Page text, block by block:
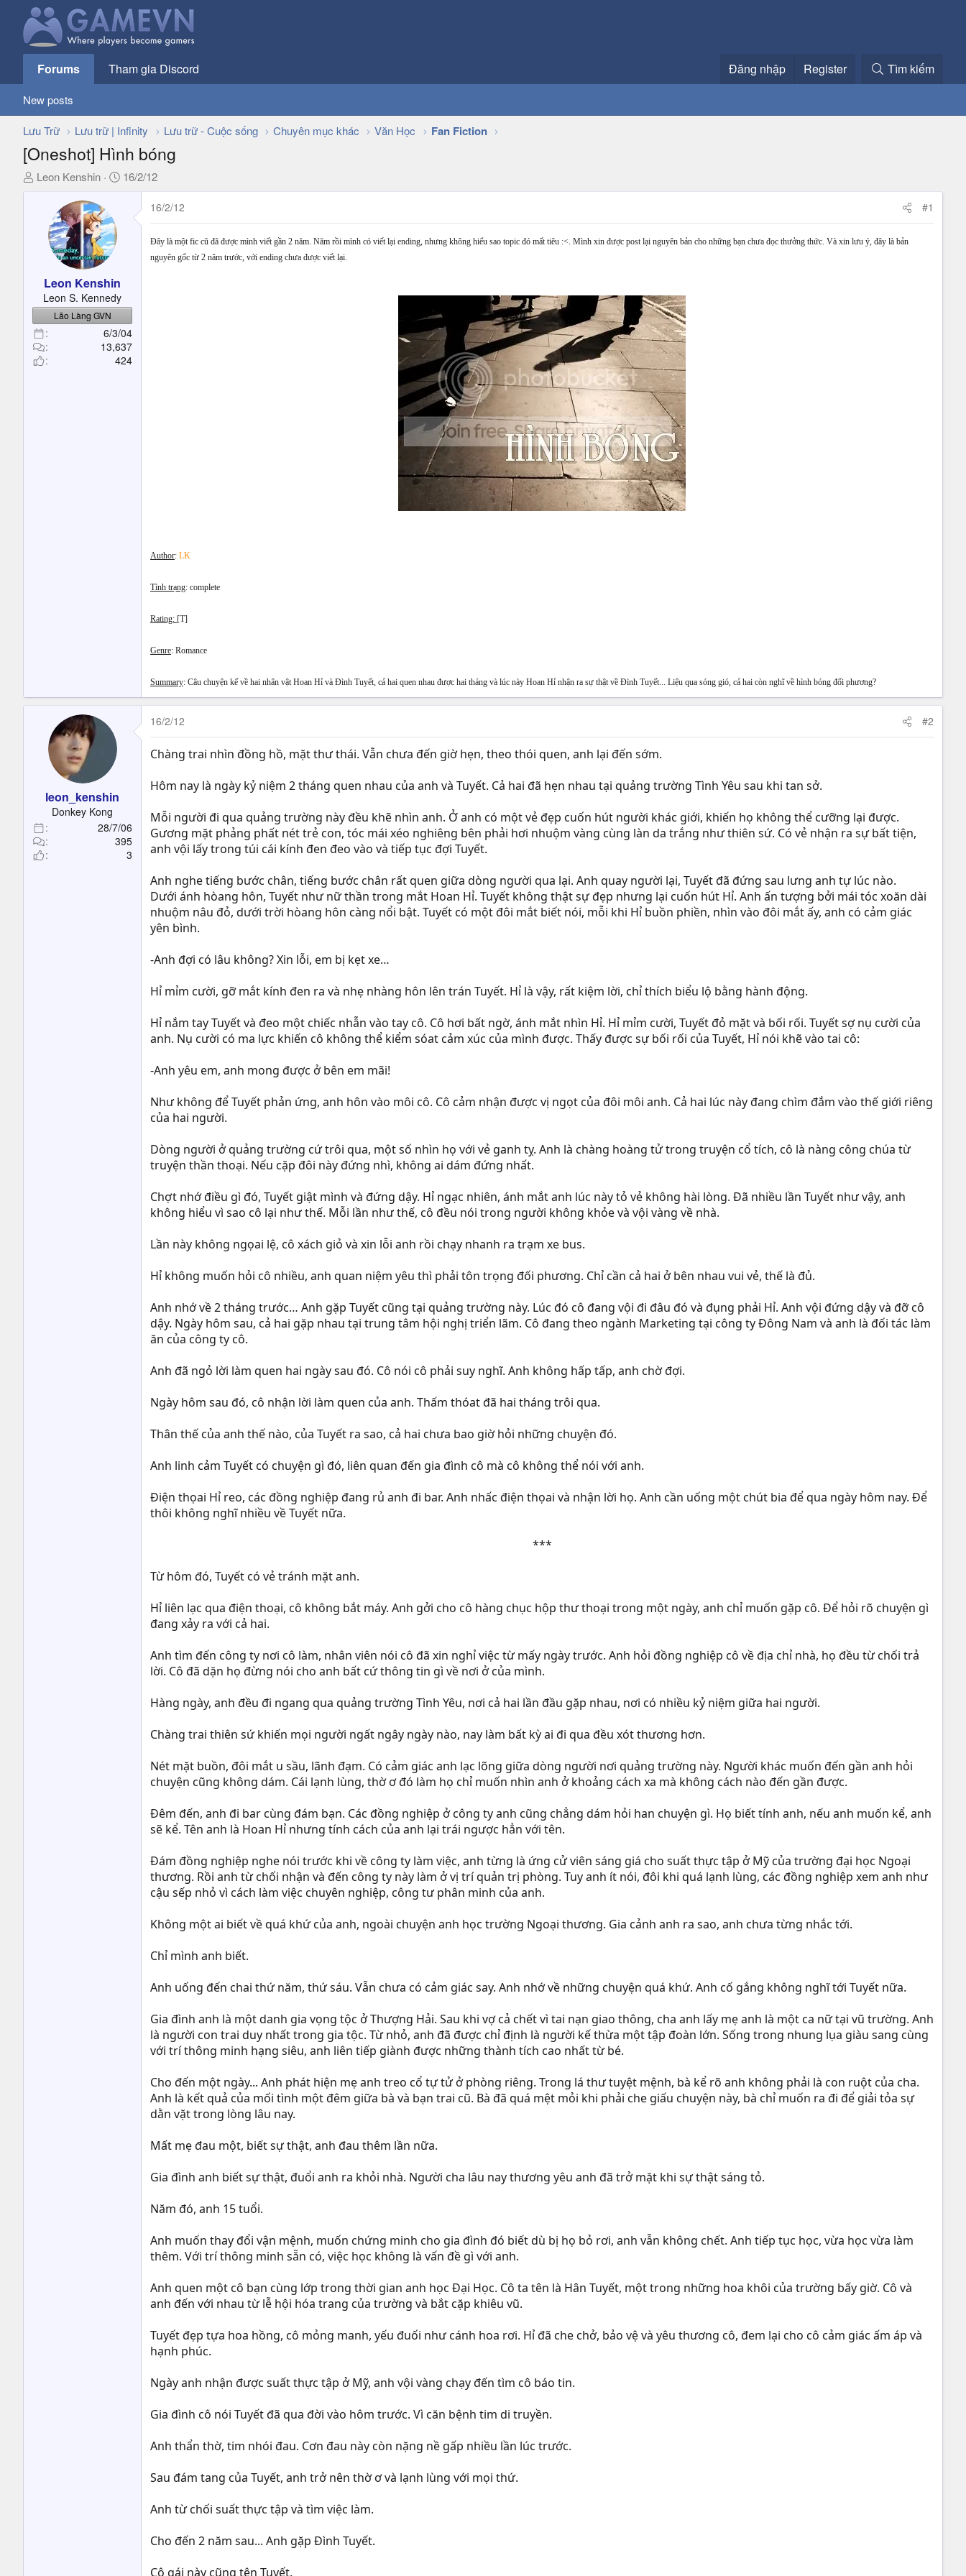
Forums Tham gia Discord Đăng nhập Register Tìm kiếm
New posts
Lưu Trữ Lưu trữ | Infinity Lưu trữ - Cuộc sống Chuyên mục khác Văn Học Fan Fiction
[Oneshot] Hình bóng
T
r
t
e
r
Leon Kenshin
N
16/2/12
Leon Kenshin
Leon S. Kennedy
Lão Làng GVN
6/3/04
13,637
424
16/2/12 #1
Đây là một fic cũ đã được mình viết gần 2 năm. Năm rồi mình có viết lại ending, nhưng không hiểu sao topic đó mất tiêu :<. Mình xin được post lại nguyên bản cho những bạn chưa đọc thưởng thức. Và xin lưu ý, đây là bản
nguyên gốc từ 2 năm trước, với ending chưa được viết lại.
Author: LK
Tình trạng: complete
Rating: [T]
Genre: Romance
Summary: Câu chuyện kể về hai nhân vật Hoan Hỉ và Đình Tuyết, cả hai quen nhau được hai tháng và lúc này Hoan Hỉ nhận ra sự thật về Đình Tuyết... Liệu qua sóng gió, cả hai còn nghĩ về hình bóng đối phương?
leon_kenshin
Donkey Kong
28/7/06
395
3
16/2/12 #2
Chàng trai nhìn đồng hồ, mặt thư thái. Vẫn chưa đến giờ hẹn, theo thói quen, anh lại đến sớm.
Hôm nay là ngày kỷ niệm 2 tháng quen nhau của anh và Tuyết. Cả hai đã hẹn nhau tại quảng trường Tình Yêu sau khi tan sở.
Mỗi người đi qua quảng trường này đều khẽ nhìn anh. Ở anh có một vẻ đẹp cuốn hút người khác giới, khiến họ không thể cưỡng lại được.
Gương mặt phảng phất nét trẻ con, tóc mái xéo nghiêng bên phải hơi nhuộm vàng cùng làn da trắng như thiên sứ. Có vẻ nhận ra sự bất tiện,
anh vội lấy trong túi cái kính đen đeo vào và tiếp tục đợi Tuyết.
Anh nghe tiếng bước chân, tiếng bước chân rất quen giữa dòng người qua lại. Anh quay người lại, Tuyết đã đứng sau lưng anh tự lúc nào.
Dưới ánh hòang hôn, Tuyết như nữ thần trong mắt Hoan Hỉ. Tuyết không thật sự đẹp nhưng lại cuốn hút Hỉ. Anh ấn tượng bởi mái tóc xoăn dài
nhuộm nâu đỏ, dưới trời hòang hôn càng nổi bật. Tuyết có một đôi mắt biết nói, mỗi khi Hỉ buồn phiền, nhìn vào đôi mắt ấy, anh có cảm giác
yên bình.
-Anh đợi có lâu không? Xin lỗi, em bị kẹt xe…
Hỉ mỉm cười, gỡ mắt kính đen ra và nhẹ nhàng hôn lên trán Tuyết. Hỉ là vậy, rất kiệm lời, chỉ thích biểu lộ bằng hành động.
Hỉ nắm tay Tuyết và đeo một chiếc nhẫn vào tay cô. Cô hơi bất ngờ, ánh mắt nhìn Hỉ. Hỉ mỉm cười, Tuyết đỏ mặt và bối rối. Tuyết sợ nụ cười của
anh. Nụ cười có ma lực khiến cô không thể kiểm sóat cảm xúc của mình được. Thấy được sự bối rối của Tuyết, Hỉ nói khẽ vào tai cô:
-Anh yêu em, anh mong được ở bên em mãi!
Như không để Tuyết phản ứng, anh hôn vào môi cô. Cô cảm nhận được vị ngọt của đôi môi anh. Cả hai lúc này đang chìm đắm vào thế giới riêng
của hai người.
Dòng người ở quảng trường cứ trôi qua, một số nhìn họ với vẻ ganh tỵ. Anh là chàng hoàng tử trong truyện cổ tích, cô là nàng công chúa từ
truyện thần thoại. Nếu cặp đôi này đứng nhì, không ai dám đứng nhất.
Chợt nhớ điều gì đó, Tuyết giật mình và đứng dậy. Hỉ ngạc nhiên, ánh mắt anh lúc này tỏ vẻ không hài lòng. Đã nhiều lần Tuyết như vậy, anh
không hiểu vì sao cô lại như thế. Mỗi lần như thế, cô đều nói trong người không khỏe và vội vàng về nhà.
Lần này không ngọai lệ, cô xách giỏ và xin lỗi anh rồi chạy nhanh ra trạm xe bus.
Hỉ không muốn hỏi cô nhiều, anh quan niệm yêu thì phải tôn trọng đối phương. Chỉ cần cả hai ở bên nhau vui vẻ, thế là đủ.
Anh nhớ về 2 tháng trước… Anh gặp Tuyết cũng tại quảng trường này. Lúc đó cô đang vội đi đâu đó và đụng phải Hỉ. Anh vội đứng dậy và đỡ cô
dậy. Ngày hôm sau, cả hai gặp nhau tại trung tâm hội nghị triển lãm. Cô đang theo ngành Marketing tại công ty Đông Nam và anh là đối tác làm
ăn của công ty cô.
Anh đã ngỏ lời làm quen hai ngày sau đó. Cô nói cô phải suy nghĩ. Anh không hấp tấp, anh chờ đợi.
Ngày hôm sau đó, cô nhận lời làm quen của anh. Thấm thóat đã hai tháng trôi qua.
Thân thế của anh thế nào, của Tuyết ra sao, cả hai chưa bao giờ hỏi những chuyện đó.
Anh linh cảm Tuyết có chuyện gì đó, liên quan đến gia đình cô mà cô không thể nói với anh.
Điện thọai Hỉ reo, các đồng nghiệp đang rủ anh đi bar. Anh nhấc điện thọai và nhận lời họ. Anh cần uống một chút bia để qua ngày hôm nay. Để
thôi không nghĩ nhiều về Tuyết nữa.
***​
Từ hôm đó, Tuyết có vẻ tránh mặt anh.
Hỉ liên lạc qua điện thoại, cô không bắt máy. Anh gởi cho cô hàng chục hộp thư thoại trong một ngày, anh chỉ muốn gặp cô. Để hỏi rõ chuyện gì
đang xảy ra với cả hai.
Anh tìm đến công ty nơi cô làm, nhân viên nói cô đã xin nghỉ việc từ mấy ngày trước. Anh hỏi đồng nghiệp cô về địa chỉ nhà, họ đều từ chối trả
lời. Cô đã dặn họ đừng nói cho anh bất cứ thông tin gì về nơi ở của mình.
Hàng ngày, anh đều đi ngang qua quảng trường Tình Yêu, nơi cả hai lần đầu gặp nhau, nơi có nhiều kỷ niệm giữa hai người.
Chàng trai thiên sứ khiến mọi người ngất ngây ngày nào, nay làm bất kỳ ai đi qua đều xót thương hơn.
Nét mặt buồn, đôi mắt u sầu, lãnh đạm. Có cảm giác anh lạc lõng giữa dòng người nơi quảng trường này. Người khác muốn đến gần anh hỏi
chuyện cũng không dám. Cái lạnh lùng, thờ ơ đó làm họ chỉ muốn nhìn anh ở khoảng cách xa mà không cách nào đến gần được.
Đêm đến, anh đi bar cùng đám bạn. Các đồng nghiệp ở công ty anh cũng chẳng dám hỏi han chuyện gì. Họ biết tính anh, nếu anh muốn kể, anh
sẽ kể. Tên anh là Hoan Hỉ nhưng tính cách của anh lại trái ngược hẳn với tên.
Đám đồng nghiệp nghe nói trước khi về công ty làm việc, anh từng là ứng cử viên sáng giá cho suất thực tập ở Mỹ của trường đại học Ngoại
thương. Rồi anh từ chối nhận và đến công ty này làm ở vị trí quản trị phòng. Tuy anh ít nói, đôi khi quá lạnh lùng, các đồng nghiệp xem anh như
cậu sếp nhỏ vì cách làm việc chuyên nghiệp, công tư phân minh của anh.
Không một ai biết về quá khứ của anh, ngoài chuyện anh học trường Ngoại thương. Gia cảnh anh ra sao, anh chưa từng nhắc tới.
Chỉ mình anh biết.
Anh uống đến chai thứ năm, thứ sáu. Vẫn chưa có cảm giác say. Anh nhớ về những chuyện quá khứ. Anh cố gắng không nghĩ tới Tuyết nữa.
Gia đình anh là một danh gia vọng tộc ở Thượng Hải. Sau khi vợ cả chết vì tai nạn giao thông, cha anh lấy mẹ anh là một ca nữ tại vũ trường. Anh
là người con trai duy nhất trong gia tộc. Từ nhỏ, anh đã được chỉ định là người kế thừa một tập đoàn lớn. Sống trong nhung lụa giàu sang cùng
với trí thông minh hạng siêu, anh liên tiếp giành được những thành tích cao nhất từ bé.
Cho đến một ngày... Anh phát hiện mẹ anh treo cổ tự tử ở phòng riêng. Trong lá thư tuyệt mệnh, bà kể rõ anh không phải là con ruột của cha.
Anh là kết quả của mối tình một đêm giữa bà và bạn trai cũ. Bà đã quá mệt mỏi khi phải che giấu chuyện này, bà chỉ muốn ra đi để giải tỏa sự
dằn vặt trong lòng lâu nay.
Mất mẹ đau một, biết sự thật, anh đau thêm lần nữa.
Gia đình anh biết sự thật, đuổi anh ra khỏi nhà. Người cha lâu nay thương yêu anh đã trở mặt khi sự thật sáng tỏ.
Năm đó, anh 15 tuổi.
Anh muốn thay đổi vận mệnh, muốn chứng minh cho gia đình đó biết dù bị họ bỏ rơi, anh vẫn không chết. Anh tiếp tục học, vừa học vừa làm
thêm. Với trí thông minh sẵn có, việc học không là vấn đề gì với anh.
Anh quen một cô bạn cùng lớp trong thời gian anh học Đại Học. Cô ta tên là Hân Tuyết, một trong những hoa khôi của trường bấy giờ. Cô và
anh đến với nhau từ lễ hội hóa trang của trường và bắt cặp khiêu vũ.
Tuyết đẹp tựa hoa hồng, cô mỏng manh, yếu đuối như cánh hoa rơi. Hỉ đã che chở, bảo vệ và yêu thương cô, đem lại cho cô cảm giác ấm áp và
hạnh phúc.
Ngày anh nhận được suất thực tập ở Mỹ, anh vội vàng chạy đến tìm cô báo tin.
Gia đình cô nói Tuyết đã qua đời vào hôm trước. Vì căn bệnh tim di truyền.
Anh thẩn thờ, tim nhói đau. Cơn đau này còn nặng nề gấp nhiều lần lúc trước.
Sau đám tang của Tuyết, anh trở nên thờ ơ và lạnh lùng với mọi thứ.
Anh từ chối suất thực tập và tìm việc làm.
Cho đến 2 năm sau... Anh gặp Đình Tuyết.
Cô gái này cũng tên Tuyết.